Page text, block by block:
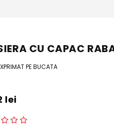
CU CAPAC
PE BUCATA
lei